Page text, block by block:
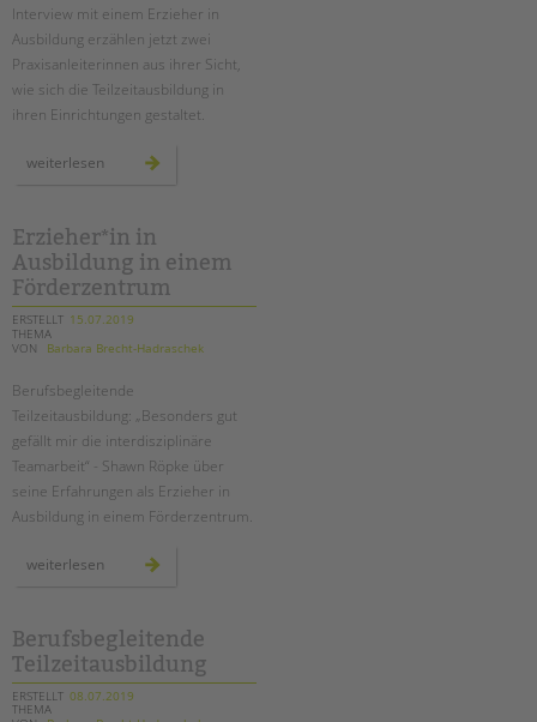
Interview mit einem Erzieher in
Ausbildung erzählen jetzt zwei
Praxisanleiterinnen aus ihrer Sicht,
wie sich die Teilzeitausbildung in
ihren Einrichtungen gestaltet.
weiterlesen praxisanleiter*in
Erzieher*in in
Ausbildung in einem
Förderzentrum
ERSTELLT 15.07.2019
THEMA
VON
Barbara Brecht-Hadraschek
Berufsbegleitende
Teilzeitausbildung: „Besonders gut
gefällt mir die interdisziplinäre
Teamarbeit“ - Shawn Röpke über
seine Erfahrungen als Erzieher in
Ausbildung in einem Förderzentrum.
weiterlesen erzieher*in
förderzentrum
Berufsbegleitende
Teilzeitausbildung
ERSTELLT 08.07.2019
THEMA